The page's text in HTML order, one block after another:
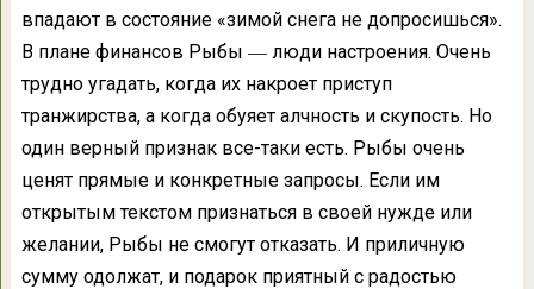
впадают в состояние «зимой снега не допросишься».
В плане финансов Рыбы ― люди настроения. Очень
трудно угадать, когда их накроет приступ
транжирства, а когда обуяет алчность и скупость. Но
один верный признак все-таки есть. Рыбы очень
ценят прямые и конкретные запросы. Если им
открытым текстом признаться в своей нужде или
желании, Рыбы не смогут отказать. И приличную
сумму одолжат, и подарок приятный с радостью